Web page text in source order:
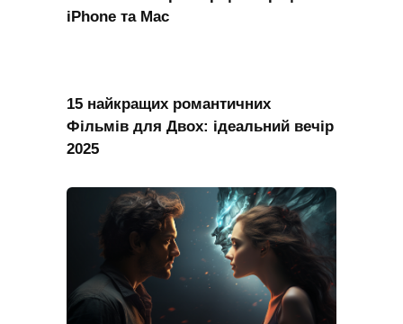
iPhone та Mac
15 найкращих романтичних
Фільмів для Двох: ідеальний вечір
2025